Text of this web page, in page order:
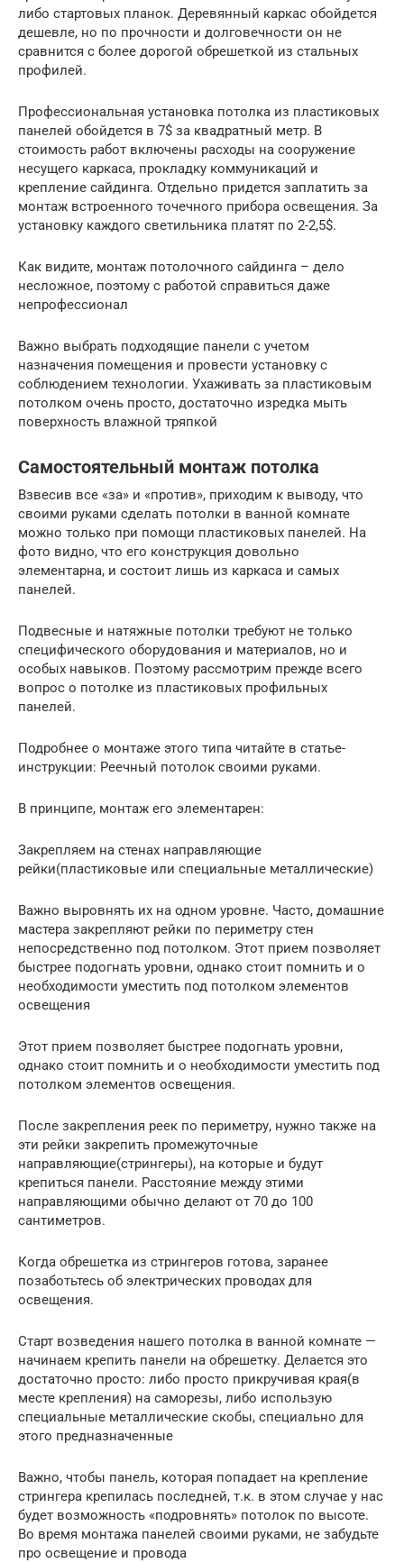
либо стартовых планок. Деревянный каркас обойдется
дешевле, но по прочности и долговечности он не
сравнится с более дорогой обрешеткой из стальных
профилей.
Профессиональная установка потолка из пластиковых
панелей обойдется в 7$ за квадратный метр. В
стоимость работ включены расходы на сооружение
несущего каркаса, прокладку коммуникаций и
крепление сайдинга. Отдельно придется заплатить за
монтаж встроенного точечного прибора освещения. За
установку каждого светильника платят по 2-2,5$.
Как видите, монтаж потолочного сайдинга – дело
несложное, поэтому с работой справиться даже
непрофессионал
Важно выбрать подходящие панели с учетом
назначения помещения и провести установку с
соблюдением технологии. Ухаживать за пластиковым
потолком очень просто, достаточно изредка мыть
поверхность влажной тряпкой
Самостоятельный монтаж потолка
Взвесив все «за» и «против», приходим к выводу, что
своими руками сделать потолки в ванной комнате
можно только при помощи пластиковых панелей. На
фото видно, что его конструкция довольно
элементарна, и состоит лишь из каркаса и самых
панелей.
Подвесные и натяжные потолки требуют не только
специфического оборудования и материалов, но и
особых навыков. Поэтому рассмотрим прежде всего
вопрос о потолке из пластиковых профильных
панелей.
Подробнее о монтаже этого типа читайте в статье-
инструкции: Реечный потолок своими руками.
В принципе, монтаж его элементарен:
Закрепляем на стенах направляющие
рейки(пластиковые или специальные металлические)
Важно выровнять их на одном уровне. Часто, домашние
мастера закрепляют рейки по периметру стен
непосредственно под потолком. Этот прием позволяет
быстрее подогнать уровни, однако стоит помнить и о
необходимости уместить под потолком элементов
освещения
Этот прием позволяет быстрее подогнать уровни,
однако стоит помнить и о необходимости уместить под
потолком элементов освещения.
После закрепления реек по периметру, нужно также на
эти рейки закрепить промежуточные
направляющие(стрингеры), на которые и будут
крепиться панели. Расстояние между этими
направляющими обычно делают от 70 до 100
сантиметров.
Когда обрешетка из стрингеров готова, заранее
позаботьтесь об электрических проводах для
освещения.
Старт возведения нашего потолка в ванной комнате —
начинаем крепить панели на обрешетку. Делается это
достаточно просто: либо просто прикручивая края(в
месте крепления) на саморезы, либо использую
специальные металлические скобы, специально для
этого предназначенные
Важно, чтобы панель, которая попадает на крепление
стрингера крепилась последней, т.к. в этом случае у нас
будет возможность «подровнять» потолок по высоте.
Во время монтажа панелей своими руками, не забудьте
про освещение и провода